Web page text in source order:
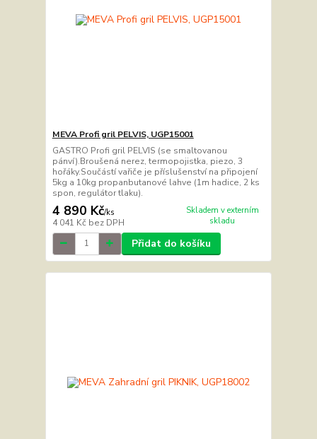
MEVA Profi gril PELVIS, UGP15001
GASTRO Profi gril PELVIS (se smaltovanou
pánví).Broušená nerez, termopojistka, piezo, 3
hořáky.Součástí vařiče je příslušenství na připojení
5kg a 10kg propanbutanové lahve (1m hadice, 2 ks
spon, regulátor tlaku).
4 890 Kč/ks
4 041 Kč bez DPH
Skladem v externím
skladu
Přidat do košíku